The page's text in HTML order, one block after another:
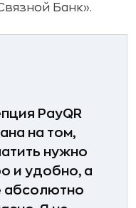
Банк».
PayQR
на том,
нужно
и удобно, а
абсолютно